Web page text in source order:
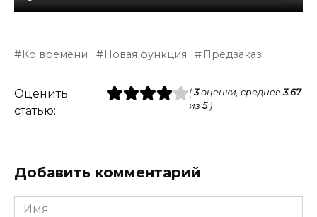
Ко времени Новая функция Предзаказ
Оценить
статью:
(3оценки, среднее3.67
из5)
Добавить комментарий
Имя